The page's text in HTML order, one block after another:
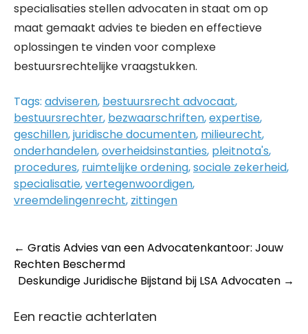
specialisaties stellen advocaten in staat om op
maat gemaakt advies te bieden en effectieve
oplossingen te vinden voor complexe
bestuursrechtelijke vraagstukken.
Tags: adviseren, bestuursrecht advocaat,
bestuursrechter, bezwaarschriften,expertise,
geschillen,juridische documenten, milieurecht,
onderhandelen,overheidsinstanties, pleitnota's,
procedures, ruimtelijke ordening,sociale zekerheid,
specialisatie,vertegenwoordigen,
vreemdelingenrecht, zittingen
Post
navigation
← Gratis Advies van een Advocatenkantoor: Jouw
Rechten Beschermd
Deskundige Juridische Bijstand bij LSA Advocaten →
Een reactie achterlaten